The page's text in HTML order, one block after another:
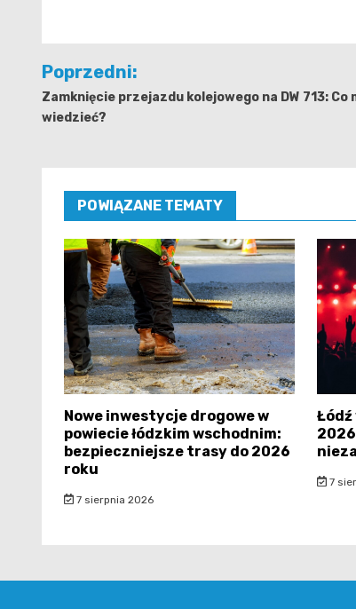
Nawigacja
wpisu
Poprzedni:
Zamknięcie przejazdu kolejowego na DW 713: Co
wiedzieć?
POWIĄZANE TEMATY
Nowe inwestycje drogowe w
powiecie łódzkim wschodnim:
bezpieczniejsze trasy do 2026
roku
7 sierpnia 2026
Łódź
7